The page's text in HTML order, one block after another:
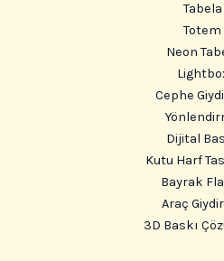
Tabela
Totem
Neon
Cephe
Dijital
Kutu Harf
Bayrak
Araç
3D Baskı